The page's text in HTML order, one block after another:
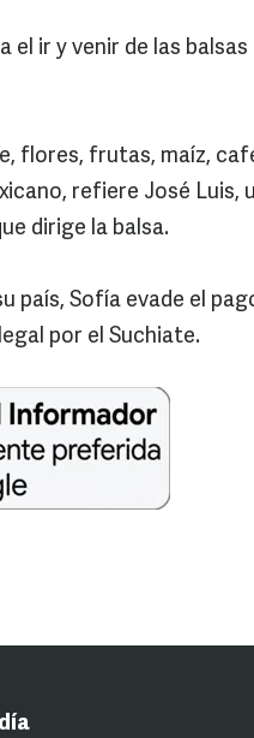
el ir y venir de las
flores, frutas, maíz,
refiere José Luis,
dirige la balsa.
país, Sofía evade el
por el Suchiate.